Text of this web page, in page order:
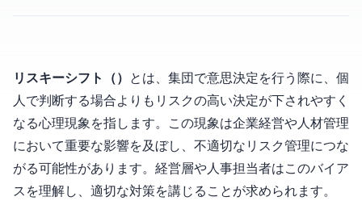
リスキーシフト（Risky Shift）
とは、集団で意思決定を行う際に、個
人で判断する場合よりもリスクの高い決定が下されやすく
なる心理現象を指します。この現象は企業経営や人材管理
において重要な影響を及ぼし、不適切なリスク管理につな
がる可能性があります。経営層や人事担当者はこのバイア
スを理解し、適切な対策を講じることが求められます。